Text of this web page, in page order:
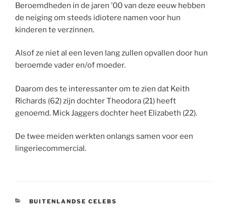
Beroemdheden in de jaren ’00 van deze eeuw hebben
de neiging om steeds idiotere namen voor hun
kinderen te verzinnen.
Alsof ze niet al een leven lang zullen opvallen door hun
beroemde vader en/of moeder.
Daarom des te interessanter om te zien dat Keith
Richards (62) zijn dochter Theodora (21) heeft
genoemd. Mick Jaggers dochter heet Elizabeth (22).
De twee meiden werkten onlangs samen voor een
lingeriecommercial.
CATEGORIEËN
BUITENLANDSE CELEBS